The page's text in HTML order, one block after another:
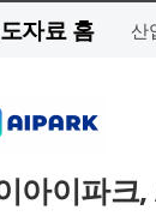
자료 홈 산
아이파크,